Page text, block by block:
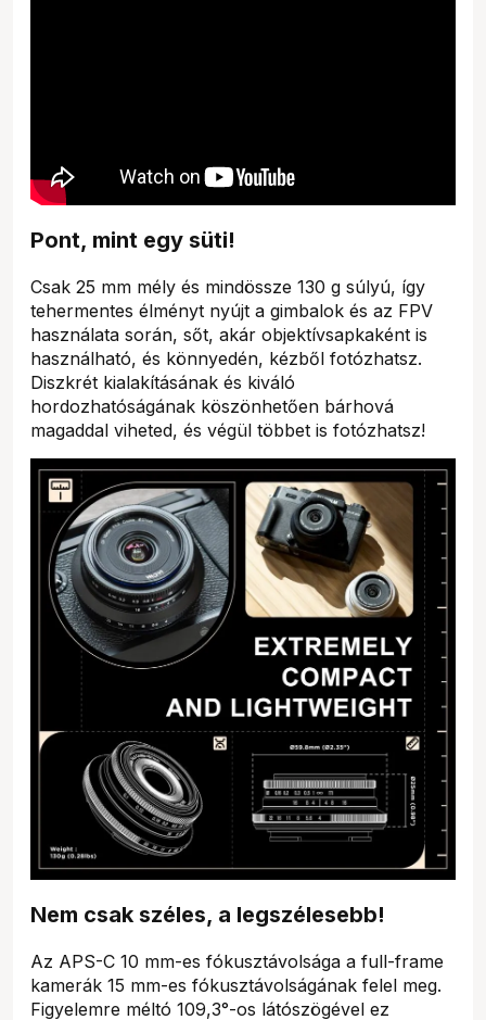
Pont, mint egy süti!
Csak 25 mm mély és mindössze 130 g súlyú, így
tehermentes élményt nyújt a gimbalok és az FPV
használata során, sőt, akár objektívsapkaként is
használható, és könnyedén, kézből fotózhatsz.
Diszkrét kialakításának és kiváló
hordozhatóságának köszönhetően bárhová
magaddal viheted, és végül többet is fotózhatsz!
Nem csak széles, a legszélesebb!
Az APS-C 10 mm-es fókusztávolsága a full-frame
kamerák 15 mm-es fókusztávolságának felel meg.
Figyelemre méltó 109,3°-os látószögével ez